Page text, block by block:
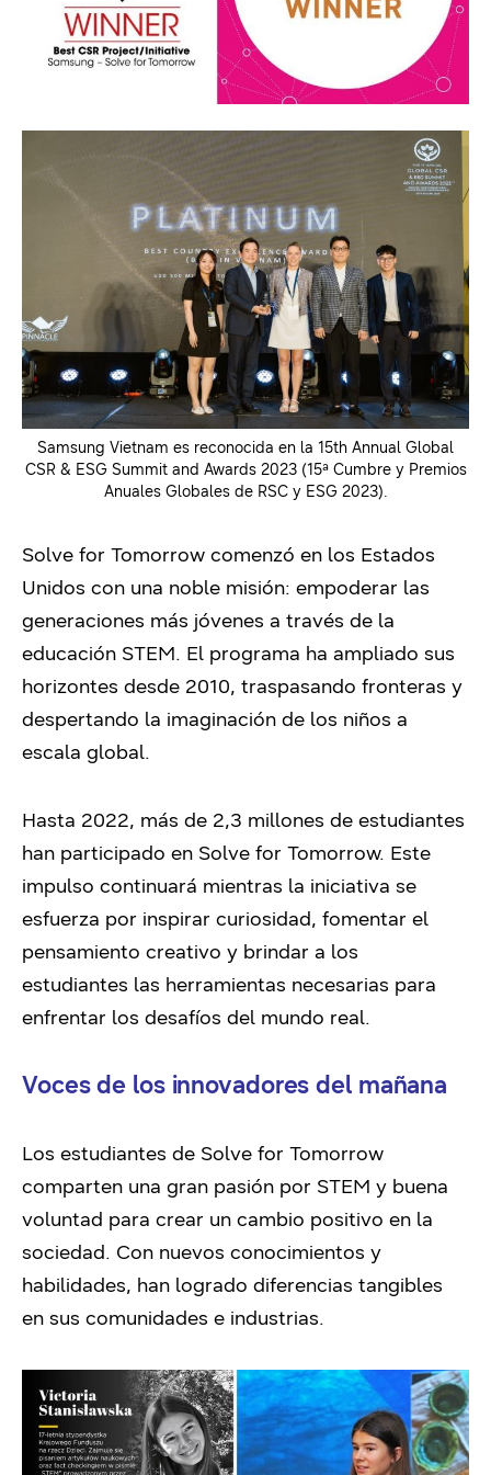
Samsung Vietnam es reconocida en la 15th Annual Global
CSR & ESG Summit and Awards 2023 (15ª Cumbre y Premios
Anuales Globales de RSC y ESG 2023).
Solve for Tomorrow comenzó en los Estados
Unidos con una noble misión: empoderar las
generaciones más jóvenes a través de la
educación STEM. El programa ha ampliado sus
horizontes desde 2010, traspasando fronteras y
despertando la imaginación de los niños a
escala global.
Hasta 2022, más de 2,3 millones de estudiantes
han participado en Solve for Tomorrow. Este
impulso continuará mientras la iniciativa se
esfuerza por inspirar curiosidad, fomentar el
pensamiento creativo y brindar a los
estudiantes las herramientas necesarias para
enfrentar los desafíos del mundo real.
Voces de los innovadores del mañana
Los estudiantes de Solve for Tomorrow
comparten una gran pasión por STEM y buena
voluntad para crear un cambio positivo en la
sociedad. Con nuevos conocimientos y
habilidades, han logrado diferencias tangibles
en sus comunidades e industrias.